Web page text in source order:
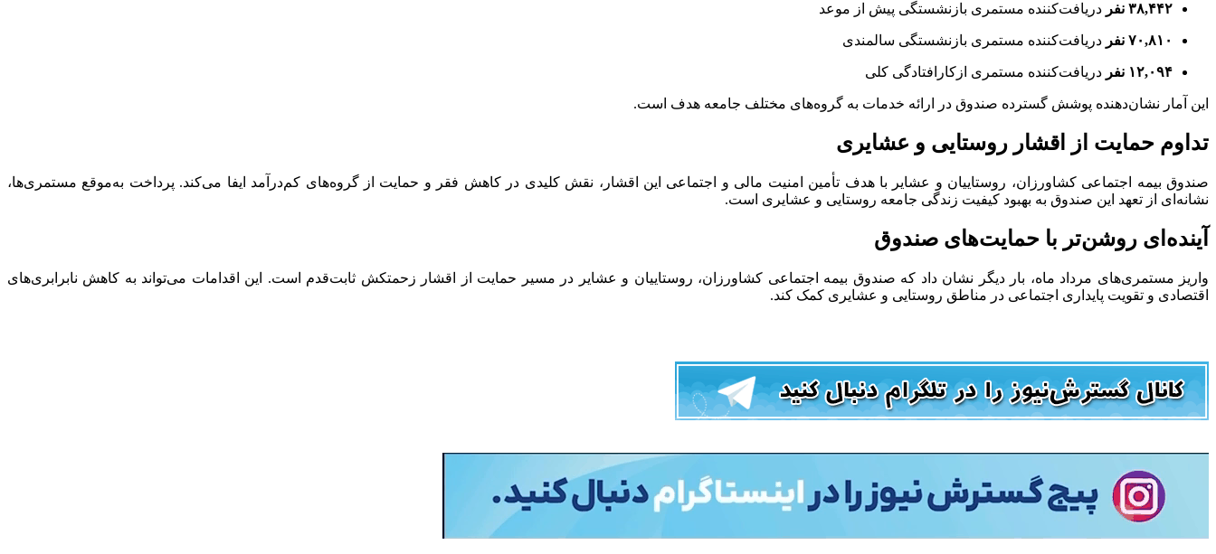
۳۸,۴۴۲ نفر دریافت‌کننده مستمری بازنشستگی پیش از موعد
۷۰,۸۱۰ نفر دریافت‌کننده مستمری بازنشستگی سالمندی
۱۲,۰۹۴ نفر دریافت‌کننده مستمری ازکارافتادگی کلی
این آمار نشان‌دهنده پوشش گسترده صندوق در ارائه خدمات به گروه‌های مختلف جامعه هدف است.
تداوم حمایت از اقشار روستایی و عشایری
صندوق بیمه اجتماعی کشاورزان، روستاییان و عشایر با هدف تأمین امنیت مالی و اجتماعی این اقشار، نقش کلیدی در کاهش فقر و حمایت از گروه‌های کم‌درآمد ایفا می‌کند. پرداخت به‌موقع مستمری‌ها،
نشانه‌ای از تعهد این صندوق به بهبود کیفیت زندگی جامعه روستایی و عشایری است.
آینده‌ای روشن‌تر با حمایت‌های صندوق
واریز مستمری‌های مرداد ماه، بار دیگر نشان داد که صندوق بیمه اجتماعی کشاورزان، روستاییان و عشایر در مسیر حمایت از اقشار زحمتکش ثابت‌قدم است. این اقدامات می‌تواند به کاهش نابرابری‌های
اقتصادی و تقویت پایداری اجتماعی در مناطق روستایی و عشایری کمک کند.